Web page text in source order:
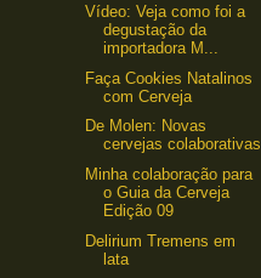
Vídeo: Veja como foi a
degustação da
importadora M...
Faça Cookies Natalinos
com Cerveja
De Molen: Novas
cervejas colaborativas
Minha colaboração para
o Guia da Cerveja
Edição 09
Delirium Tremens em
lata